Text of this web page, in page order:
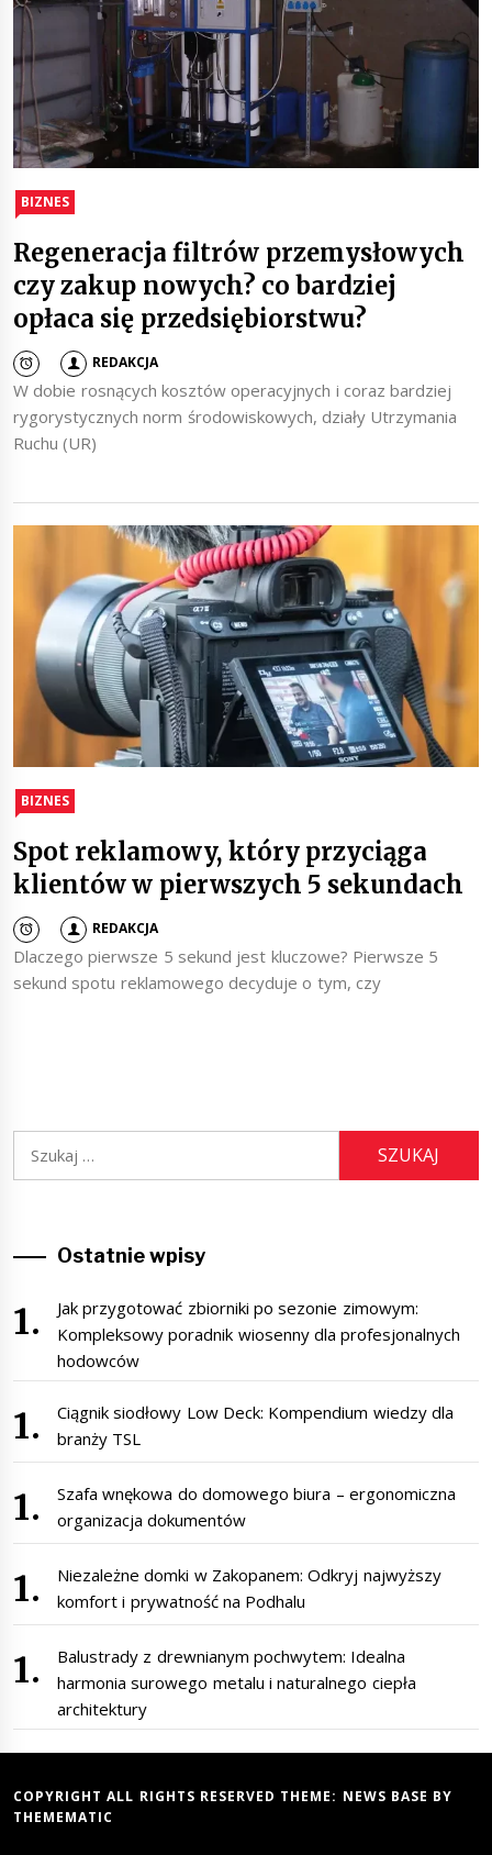
BIZNES
Regeneracja filtrów przemysłowych
czy zakup nowych? co bardziej
opłaca się przedsiębiorstwu?
REDAKCJA
W dobie rosnących kosztów operacyjnych i coraz bardziej
rygorystycznych norm środowiskowych, działy Utrzymania
Ruchu (UR)
BIZNES
Spot reklamowy, który przyciąga
klientów w pierwszych 5 sekundach
REDAKCJA
Dlaczego pierwsze 5 sekund jest kluczowe? Pierwsze 5
sekund spotu reklamowego decyduje o tym, czy
Ostatnie wpisy
Jak przygotować zbiorniki po sezonie zimowym:
Kompleksowy poradnik wiosenny dla profesjonalnych
hodowców
Ciągnik siodłowy Low Deck: Kompendium wiedzy dla
branży TSL
Szafa wnękowa do domowego biura – ergonomiczna
organizacja dokumentów
Niezależne domki w Zakopanem: Odkryj najwyższy
komfort i prywatność na Podhalu
Balustrady z drewnianym pochwytem: Idealna
harmonia surowego metalu i naturalnego ciepła
architektury
COPYRIGHT ALL RIGHTS RESERVED THEME: NEWS BASE BY
THEMEMATIC